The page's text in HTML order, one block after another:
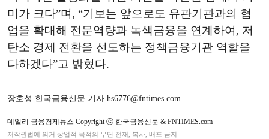
미가 크다”며, “기보는 앞으로도 유관기관과의 협
업을 확대해 전문역량과 녹색금융을 연계하여, 저
탄소 경제 전환을 선도하는 정책금융기관 역할을
다하겠다”고 밝혔다.
장호성 한국금융신문 기자 hs6776@fntimes.com
데일리 금융경제뉴스 Copyright ⓒ 한국금융신문 & FNTIMES.com
저작권법에 의거 상업적 목적의 무단 전재, 복사, 배포 금지